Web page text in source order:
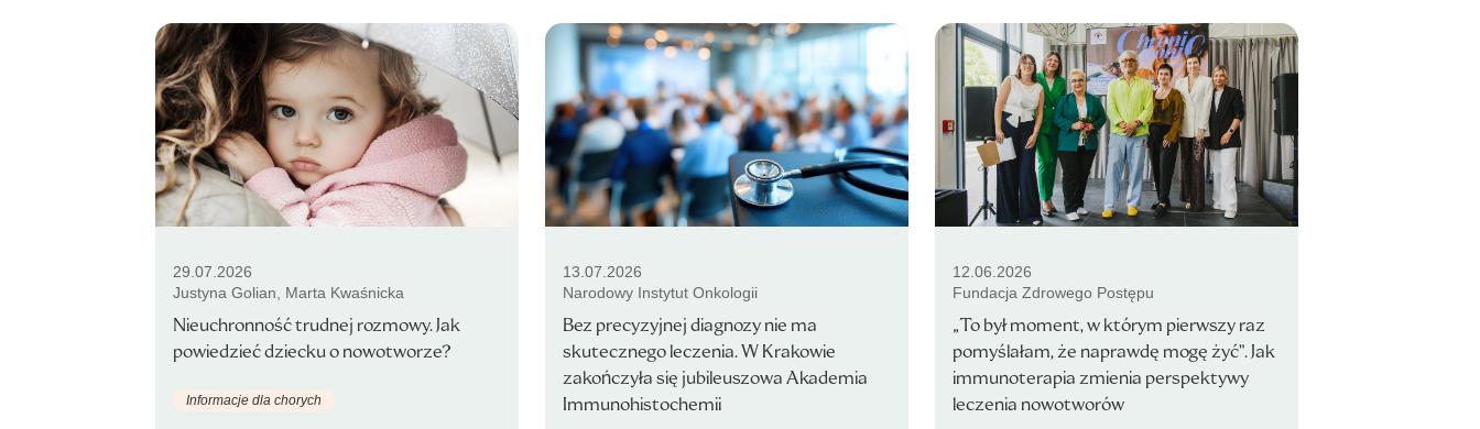
29.07.2026
Justyna Golian, Marta Kwaśnicka
Nieuchronność trudnej rozmowy. Jak
powiedzieć dziecku o nowotworze?
Informacje dla chorych
13.07.2026
Narodowy Instytut Onkologii
Bez precyzyjnej diagnozy nie ma
skutecznego leczenia. W Krakowie
zakończyła się jubileuszowa Akademia
Immunohistochemii
12.06.2026
Fundacja Zdrowego Postępu
„To był moment, w którym pierwszy raz
pomyślałam, że naprawdę mogę żyć”. Jak
immunoterapia zmienia perspektywy
leczenia nowotworów